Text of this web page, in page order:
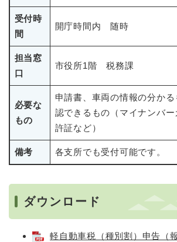
受付時
間
開庁時間内 随時
担当窓
口
市役所1階 税務課
必要な
もの
申請書、車両の情報の分か
認できるもの（マイナンバ
許証など）
備考 各支所でも受付可能です。
ダウンロード
軽自動車税（種別割）申告（